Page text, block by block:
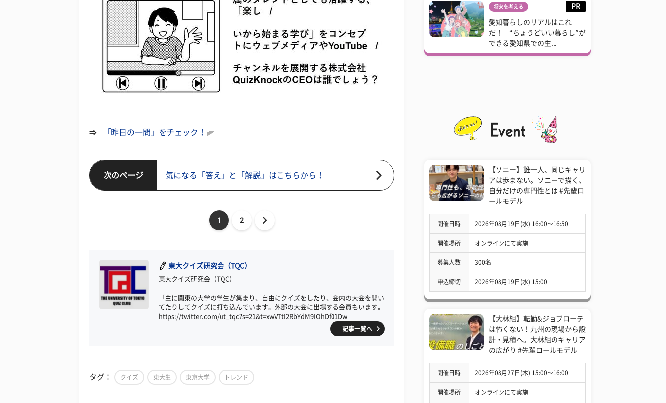
⇒ 「昨日の一問」をチェック！
次のページ 気になる「答え」と「解説」はこちらから！
1 2
東大クイズ研究会（TQC）
東大クイズ研究会（TQC）
「主に関東の大学の学生が集まり、自由にクイズをしたり、会内の大会を開い
てたりしてクイズに打ち込んでいます。外部の大会に出場する会員もいます。
https://twitter.com/ut_tqc?s=21&t=xwVTtI2RbYdM9IOhDf01Dw
記事一覧へ
タグ： クイズ 東大生 東京大学 トレンド
将来を考える PR
愛知暮らしのリアルはこれ
だ！ “ちょうどいい暮らし”が
できる愛知県での生...
【ソニー】誰一人、同じキャリ
アは歩まない。ソニーで描く、
自分だけの専門性とは #先輩ロ
ールモデル
開催日時 2026年08月19日(水) 16:00〜16:50
開催場所 オンラインにて実施
募集人数 300名
申込締切 2026年08月19日(水) 15:00
【大林組】転勤&ジョブローテ
は怖くない！九州の現場から設
計・見積へ。大林組のキャリア
の広がり #先輩ロールモデル
開催日時 2026年08月27日(木) 15:00〜16:00
開催場所 オンラインにて実施